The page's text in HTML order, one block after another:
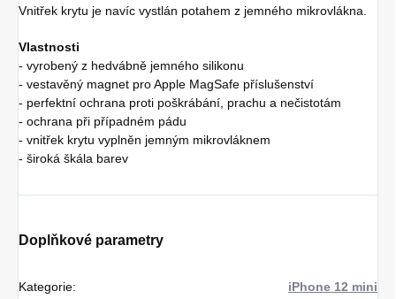
Vnitřek krytu je navíc vystlán potahem z jemného mikrovlákna.
Vlastnosti
- vyrobený z hedvábně jemného silikonu
- vestavěný magnet pro Apple MagSafe příslušenství
- perfektní ochrana proti poškrábání, prachu a nečistotám
- ochrana při případném pádu
- vnitřek krytu vyplněn jemným mikrovláknem
- široká škála barev
Doplňkové parametry
Kategorie: iPhone 12 mini